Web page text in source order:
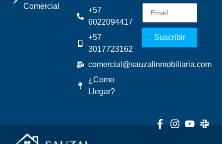
Comercial
+57
6022094417
+57
3017723162
comercial@sauzalinmobiliaria.com
¿Como
Llegar?
Suscribir